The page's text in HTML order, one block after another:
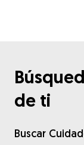
de ti
Buscar